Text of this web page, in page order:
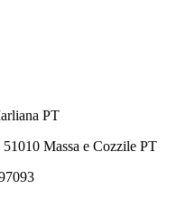
PT
Massa e Cozzile PT